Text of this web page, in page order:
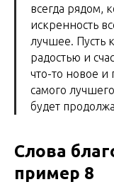
всегда рядом,
искренность
лучшее. Пусть
радостью и
что-то новое
самого
будет
Слова
пример 8